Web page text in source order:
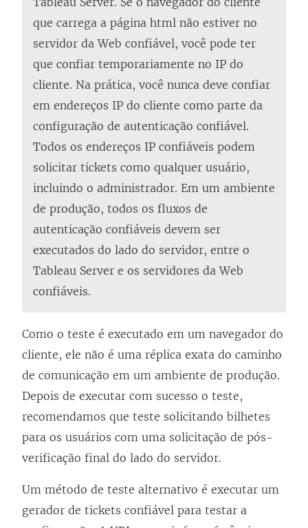
que carrega a página html não estiver no
servidor da Web confiável, você pode ter
que confiar temporariamente no IP do
cliente. Na prática, você nunca deve confiar
em endereços IP do cliente como parte da
configuração de autenticação confiável.
Todos os endereços IP confiáveis podem
solicitar tickets como qualquer usuário,
incluindo o administrador. Em um ambiente
de produção, todos os fluxos de
autenticação confiáveis devem ser
executados do lado do servidor, entre o
Tableau Server e os servidores da Web
confiáveis.
Como o teste é executado em um navegador do
cliente, ele não é uma réplica exata do caminho
de comunicação em um ambiente de produção.
Depois de executar com sucesso o teste,
recomendamos que teste solicitando bilhetes
para os usuários com uma solicitação de pós-
verificação final do lado do servidor.
Um método de teste alternativo é executar um
gerador de tickets confiável para testar a